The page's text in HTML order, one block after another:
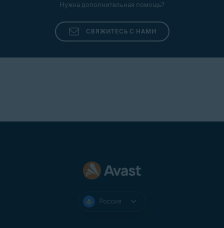
Нужна дополнительная помощь?
СВЯЖИТЕСЬ С НАМИ
Россия